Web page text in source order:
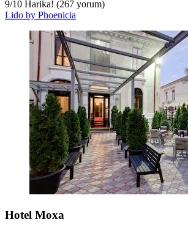
9/10 Harika! (267 yorum)
Lido by Phoenicia
Hotel Moxa